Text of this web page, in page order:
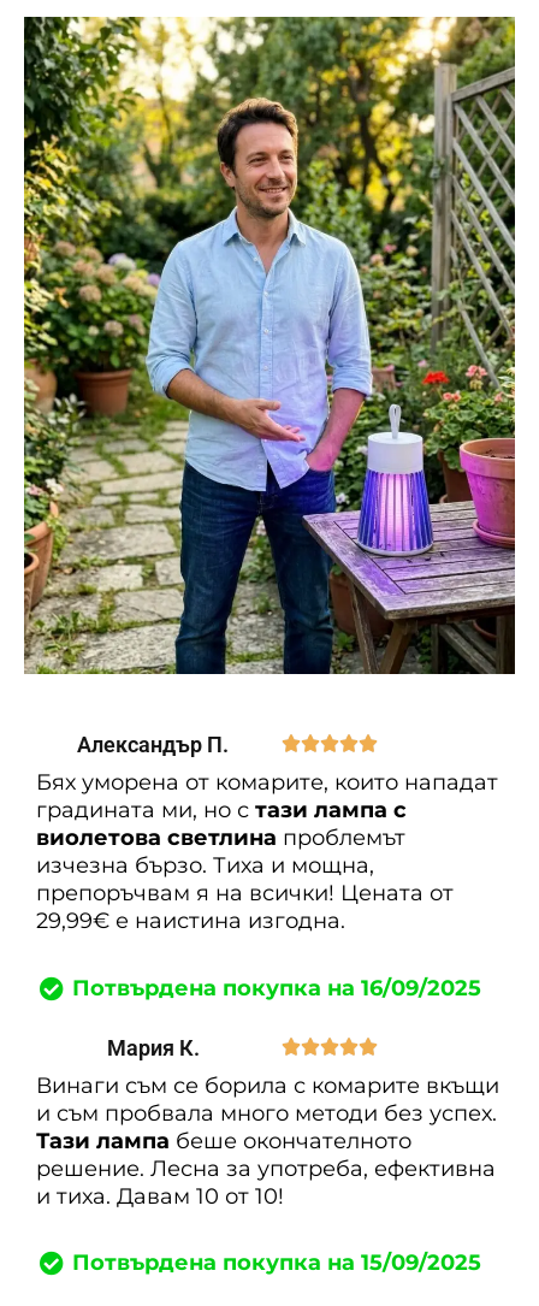
Александър П. 
Бях уморена от комарите, които нападат
градината ми, но с тази лампа с
виолетова светлина проблемът
изчезна бързо. Тиха и мощна,
препоръчвам я на всички! Цената от
29,99€ е наистина изгодна.
Потвърдена покупка на 16/09/2025
Мария К. 
Винаги съм се борила с комарите вкъщи
и съм пробвала много методи без успех.
Тази лампа беше окончателното
решение. Лесна за употреба, ефективна
и тиха. Давам 10 от 10!
Потвърдена покупка на 15/09/2025